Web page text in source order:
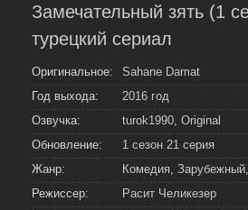
Замечательный зять (1
турецкий сериал
Оригинальное:
Sahane Damat
Год выхода:
2016 год
Озвучка:
turok1990, Original
Обновление:
1 сезон 21 серия
Жанр:
Комедия,
Режиссер:
Расит Челикезер